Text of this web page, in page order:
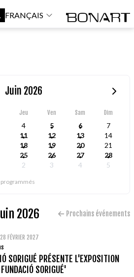
FRANÇAIS
Juin 2026
Jeu Ven Sam Dim
4 5 6
7
11 12 13
14
18 19 20
21
25 26 27
28
2 3 4 5
2026 Prochains événements
FÉVRIER 2027
SORIGUÉ PRÉSENTE L'EXPOSITION
SORIGUÉ'